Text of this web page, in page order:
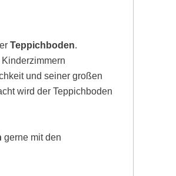
Teppichboden.
und seiner großen
wird der Teppichboden
gerne mit den